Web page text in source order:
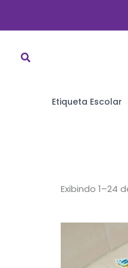
Ir
Etiqueta Escolar
Exibindo 1–24